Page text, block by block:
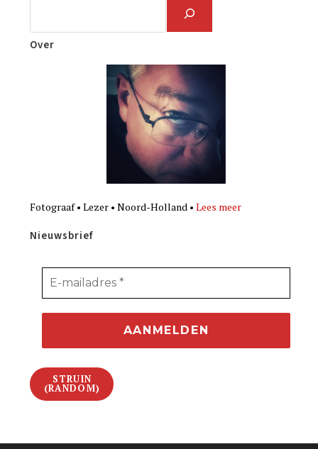
Over
Fotograaf • Lezer • Noord-Holland •Lees meer
Nieuwsbrief
STRUIN
(RANDOM)